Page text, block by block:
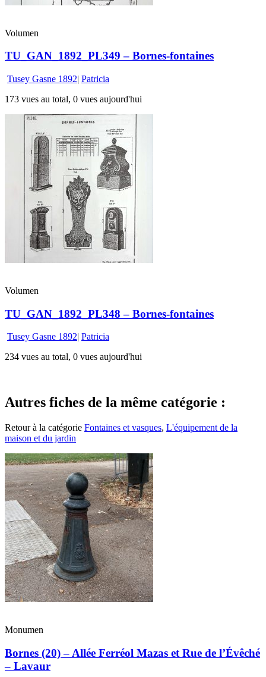
Volumen
TU_GAN_1892_PL349 – Bornes-fontaines
Tusey Gasne 1892| Patricia
173 vues au total, 0 vues aujourd'hui
Volumen
TU_GAN_1892_PL348 – Bornes-fontaines
Tusey Gasne 1892| Patricia
234 vues au total, 0 vues aujourd'hui
Autres fiches de la même catégorie :
Retour à la catégorie Fontaines et vasques, L'équipement de la
maison et du jardin
Monumen
Bornes (20) – Allée Ferréol Mazas et Rue de l’Évêché
– Lavaur